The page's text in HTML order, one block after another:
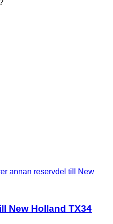
annan reservdel till New
New Holland TX34